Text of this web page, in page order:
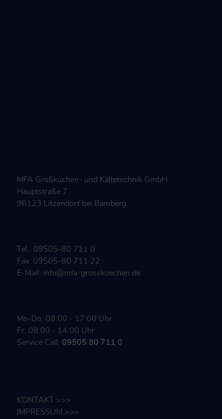
MFA Großküchen- und Kältetechnik GmbH
Hauptstraße 7
96123 Litzendorf bei Bamberg
Tel.: 09505-80 711 0
Fax: 09505-80 711 22
E-Mail: info@mfa-grosskuechen.de
Mo-Do: 08:00 - 17:00 Uhr
Fr: 08:00 - 14:00 Uhr
Service Call: 09505 80 711 0
KONTAKT >>>
IMPRESSUM >>>